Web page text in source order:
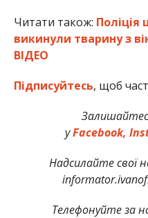
Читати також: Поліція
викинули тварину з
ВІДЕО
Підписуйтесь, щоб
уFacebook,
Надсилайте свої
Телефонуйте за